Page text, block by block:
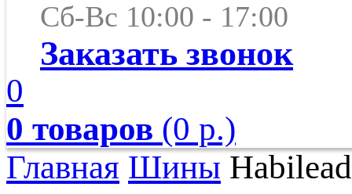
Сб-Вс 10:00 - 17:00
Заказать звонок
0
0 товаров (0 р.)
Главная Шины Habilead